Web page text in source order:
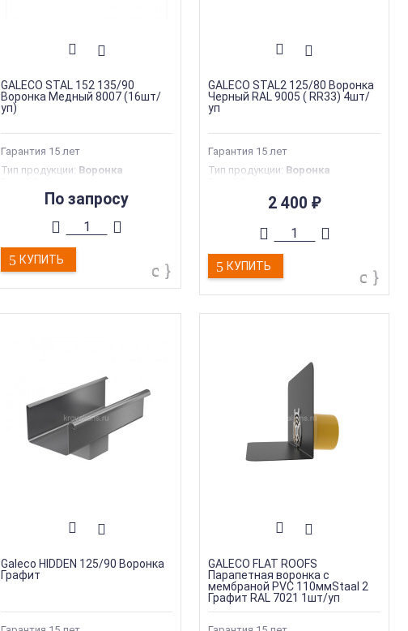
GALECO STAL 152 135/90
Воронка Медный 8007 (16шт/
уп)
Гарантия 15 лет
Тип продукции: Воронка
Страна производства:Польша
Гарантия: 35 лет
Торговая марка
Galeco
По запросу
КУПИТЬ
GALECO STAL2 125/80 Воронка
Черный RAL 9005 ( RR33) 4шт/
уп
Гарантия 15 лет
Тип продукции: Воронка
Страна производства:
35 лет
2 400₽
КУПИТЬ
Galeco HIDDEN 125/90 Воронка
Графит
GALECO FLAT ROOFS
Парапетная воронка с
мембраной PVC 110ммStaal 2
Графит RAL 7021 1шт/уп